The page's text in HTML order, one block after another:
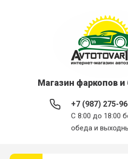
Магазин фаркопов
+7 (987) 275-
С 8:00 до 18:00
обеда и